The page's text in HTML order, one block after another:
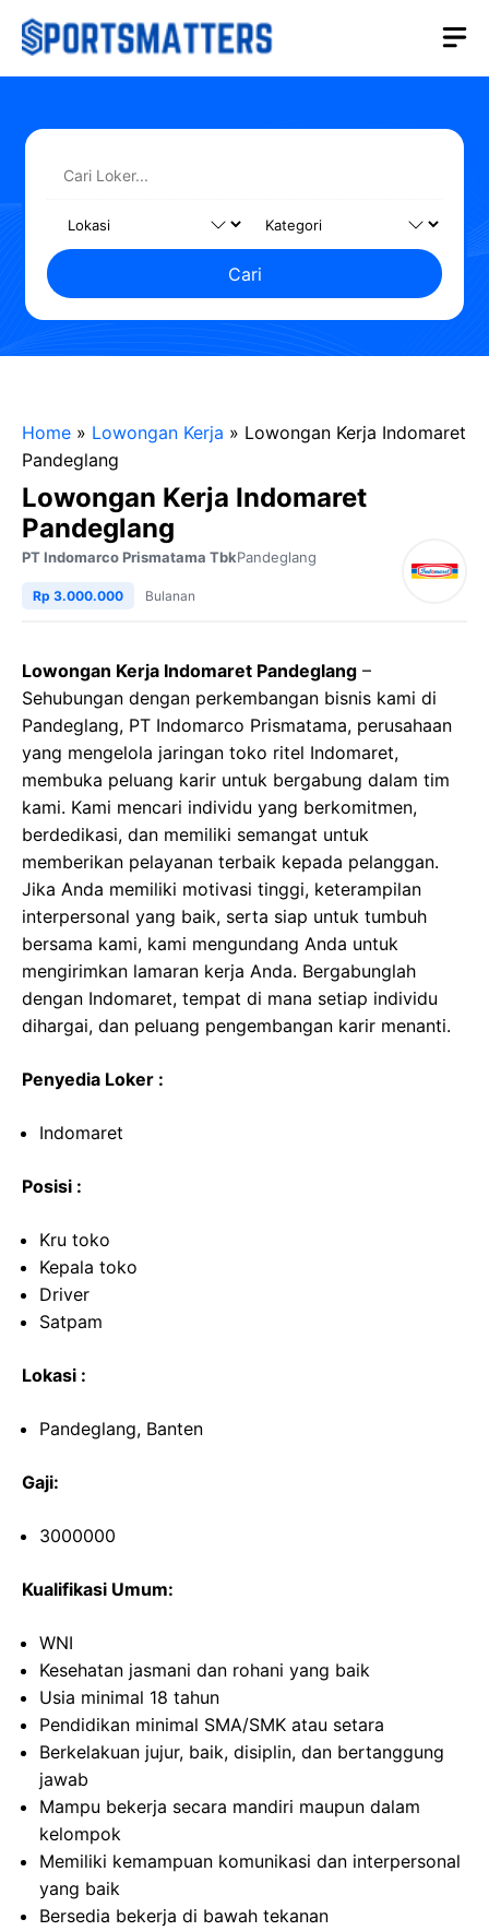
Langsung
Cari
Home » Lowongan Kerja » Lowongan Kerja Indomaret
Pandeglang
Lowongan Kerja Indomaret
Pandeglang
PT Indomarco Prismatama TbkPandeglang
Rp 3.000.000 Bulanan
Lowongan Kerja Indomaret Pandeglang –
Sehubungan dengan perkembangan bisnis kami di
Pandeglang, PT Indomarco Prismatama, perusahaan
yang mengelola jaringan toko ritel Indomaret,
membuka peluang karir untuk bergabung dalam tim
kami. Kami mencari individu yang berkomitmen,
berdedikasi, dan memiliki semangat untuk
memberikan pelayanan terbaik kepada pelanggan.
Jika Anda memiliki motivasi tinggi, keterampilan
interpersonal yang baik, serta siap untuk tumbuh
bersama kami, kami mengundang Anda untuk
mengirimkan lamaran kerja Anda. Bergabunglah
dengan Indomaret, tempat di mana setiap individu
dihargai, dan peluang pengembangan karir menanti.
Penyedia Loker :
Indomaret
Posisi :
Kru toko
Kepala toko
Driver
Satpam
Lokasi :
Pandeglang, Banten
Gaji:
3000000
Kualifikasi Umum:
WNI
Kesehatan jasmani dan rohani yang baik
Usia minimal 18 tahun
Pendidikan minimal SMA/SMK atau setara
Berkelakuan jujur, baik, disiplin, dan bertanggung
jawab
Mampu bekerja secara mandiri maupun dalam
kelompok
Memiliki kemampuan komunikasi dan interpersonal
yang baik
Bersedia bekerja di bawah tekanan